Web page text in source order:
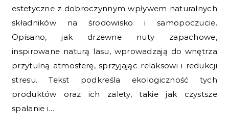
estetyczne z dobroczynnym wpływem naturalnych
składników na środowisko i samopoczucie.
Opisano, jak drzewne nuty zapachowe,
inspirowane naturą lasu, wprowadzają do wnętrza
przytulną atmosferę, sprzyjając relaksowi i redukcji
stresu. Tekst podkreśla ekologiczność tych
produktów oraz ich zalety, takie jak czystsze
spalanie i…